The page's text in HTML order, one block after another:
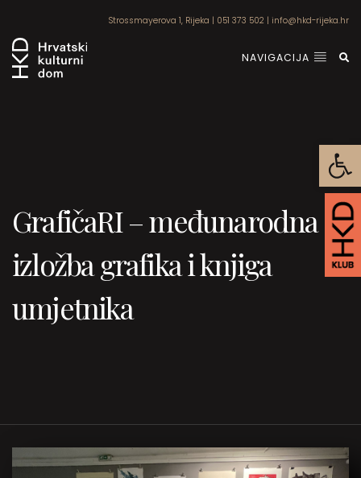
Strossmayerova 1, Rijeka | 051 373 502 | info@hkd-rijeka.hr
NAVIGACIJA
GrafičaRI – međunarodna
izložba grafika i knjiga
umjetnika